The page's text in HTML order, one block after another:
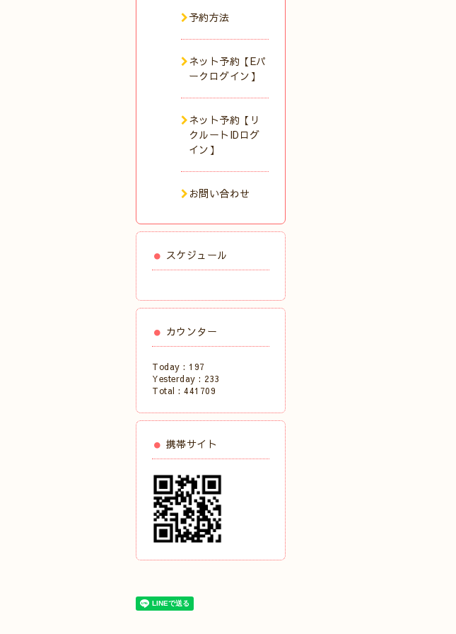
予約方法
ネット予約【Eパ
ークログイン】
ネット予約【リ
クルートIDログ
イン】
お問い合わせ
スケジュール
カウンター
Today : 197
Yesterday : 233
Total : 441709
携帯サイト